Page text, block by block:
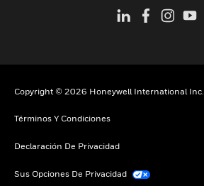
Copyright © 2026 Honeywell International Inc.
Términos Y Condiciones
Declaración De Privacidad
Sus Opciones De Privacidad